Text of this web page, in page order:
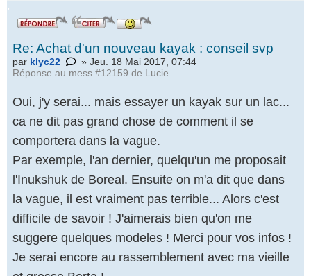
.
Re: Achat d'un nouveau kayak : conseil svp
par klyc22
» Jeu. 18 Mai 2017, 07:44
Réponse au mess.#12159 de Lucie
Oui, j'y serai... mais essayer un kayak sur un lac...
ca ne dit pas grand chose de comment il se
comportera dans la vague.
Par exemple, l'an dernier, quelqu'un me proposait
l'Inukshuk de Boreal. Ensuite on m'a dit que dans
la vague, il est vraiment pas terrible... Alors c'est
difficile de savoir ! J'aimerais bien qu'on me
suggere quelques modeles ! Merci pour vos infos !
Je serai encore au rassemblement avec ma vieille